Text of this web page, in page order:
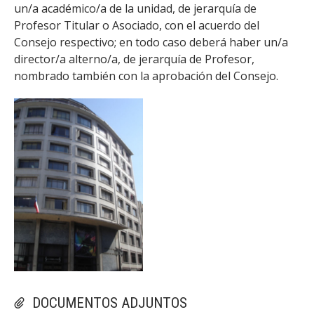
DOCUMENTOS ADJUNTOS
un/a académico/a de la unidad, de jerarquía de
Profesor Titular o Asociado, con el acuerdo del
Consejo respectivo; en todo caso deberá haber un/a
director/a alterno/a, de jerarquía de Profesor,
nombrado también con la aprobación del Consejo.